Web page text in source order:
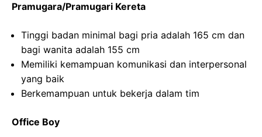
Pramugara/Pramugari Kereta
Tinggi badan minimal bagi pria adalah 165 cm dan
bagi wanita adalah 155 cm
Memiliki kemampuan komunikasi dan interpersonal
yang baik
Berkemampuan untuk bekerja dalam tim
Office Boy